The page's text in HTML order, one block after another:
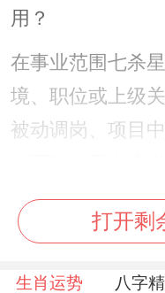
用？
在事业范围七杀
境、职位或上级
被动调岗、项目
场中同僚竞争趋
夺、机遇被抢走
但流年天干丙火
打开剩
生肖运势 八字